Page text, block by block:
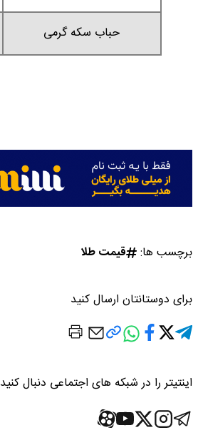
حباب سکه گرمی
برچسب ها: قیمت طلا
برای دوستانتان ارسال کنید
اینتیتر را در شبکه های اجتماعی دنبال کنید